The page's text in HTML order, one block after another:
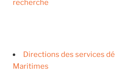
recherche
Directions des services
Maritimes